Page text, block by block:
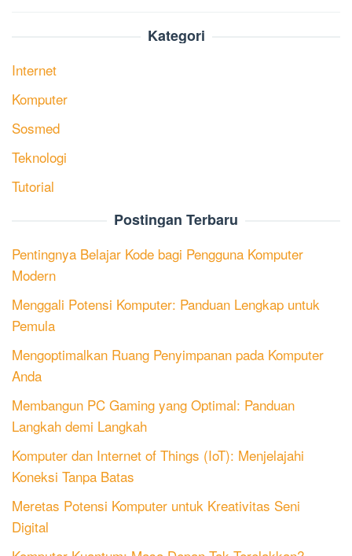
Kategori
Internet
Komputer
Sosmed
Teknologi
Tutorial
Postingan Terbaru
Pentingnya Belajar Kode bagi Pengguna Komputer
Modern
Menggali Potensi Komputer: Panduan Lengkap untuk
Pemula
Mengoptimalkan Ruang Penyimpanan pada Komputer
Anda
Membangun PC Gaming yang Optimal: Panduan
Langkah demi Langkah
Komputer dan Internet of Things (IoT): Menjelajahi
Koneksi Tanpa Batas
Meretas Potensi Komputer untuk Kreativitas Seni
Digital